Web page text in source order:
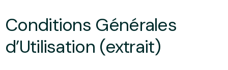
Conditions Générales
d’Utilisation (extrait)